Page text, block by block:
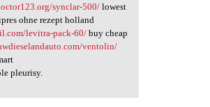
synclar-500/ lowest
ohne rezept holland
levitra-pack-60/ buy cheap
ventolin/
pleurisy.